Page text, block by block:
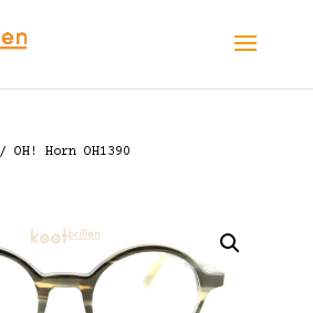
Horn OH1390